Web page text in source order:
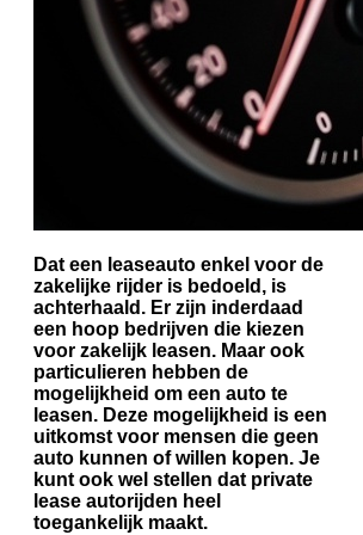
Dat een leaseauto enkel voor de
zakelijke rijder is bedoeld, is
achterhaald. Er zijn inderdaad
een hoop bedrijven die kiezen
voor zakelijk leasen. Maar ook
particulieren hebben de
mogelijkheid om een auto te
leasen. Deze mogelijkheid is een
uitkomst voor mensen die geen
auto kunnen of willen kopen. Je
kunt ook wel stellen dat private
lease autorijden heel
toegankelijk maakt.